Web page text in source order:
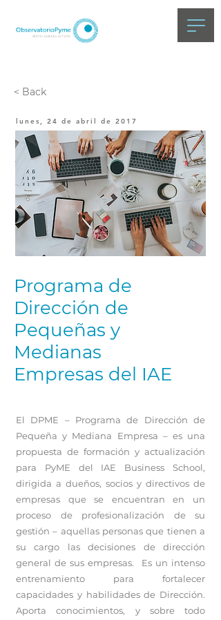
< Back
lunes, 24 de abril de 2017
Programa de
Dirección de
Pequeñas y
Medianas
Empresas del IAE
El DPME – Programa de Dirección de
Pequeña y Mediana Empresa – es una
propuesta de formación y actualización
para PyME del IAE Business School,
dirigida a dueños, socios y directivos de
empresas que se encuentran en un
proceso de profesionalización de su
gestión – aquellas personas que tienen a
su cargo las decisiones de dirección
general de sus empresas. Es un intenso
entrenamiento para fortalecer
capacidades y habilidades de Dirección.
Aporta conocimientos, y sobre todo